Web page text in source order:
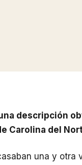
descripción
Carolina del
una y otra